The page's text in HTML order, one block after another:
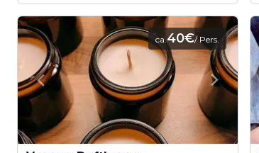
ca.40€/ Pers.